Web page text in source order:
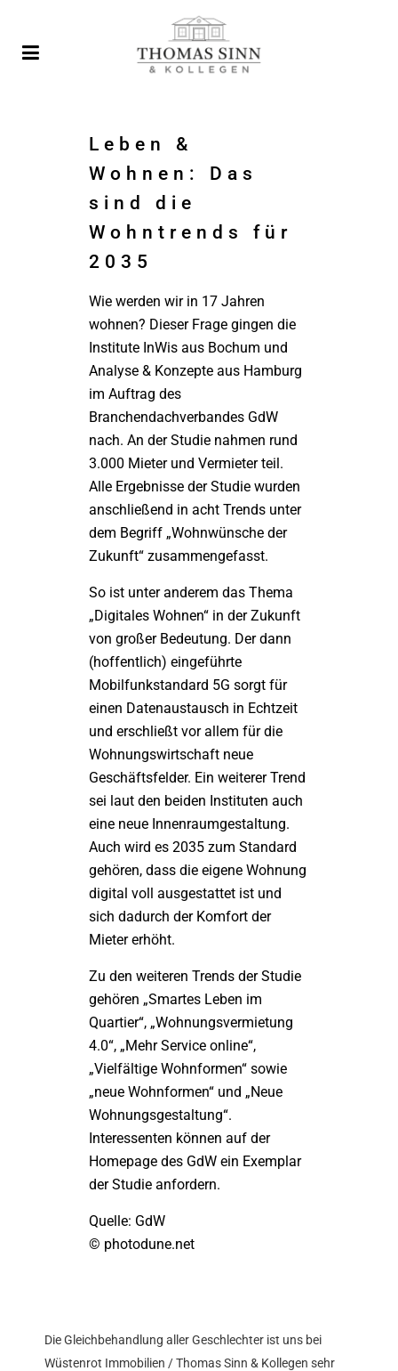
Leben &
Wohnen: Das
sind die
Wohntrends für
2035
Wie werden wir in 17 Jahren
wohnen? Dieser Frage gingen die
Institute InWis aus Bochum und
Analyse & Konzepte aus Hamburg
im Auftrag des
Branchendachverbandes GdW
nach. An der Studie nahmen rund
3.000 Mieter und Vermieter teil.
Alle Ergebnisse der Studie wurden
anschließend in acht Trends unter
dem Begriff „Wohnwünsche der
Zukunft“ zusammengefasst.
So ist unter anderem das Thema
„Digitales Wohnen“ in der Zukunft
von großer Bedeutung. Der dann
(hoffentlich) eingeführte
Mobilfunkstandard 5G sorgt für
einen Datenaustausch in Echtzeit
und erschließt vor allem für die
Wohnungswirtschaft neue
Geschäftsfelder. Ein weiterer Trend
sei laut den beiden Instituten auch
eine neue Innenraumgestaltung.
Auch wird es 2035 zum Standard
gehören, dass die eigene Wohnung
digital voll ausgestattet ist und
sich dadurch der Komfort der
Mieter erhöht.
Zu den weiteren Trends der Studie
gehören „Smartes Leben im
Quartier“, „Wohnungsvermietung
4.0“, „Mehr Service online“,
„Vielfältige Wohnformen“ sowie
„neue Wohnformen“ und „Neue
Wohnungsgestaltung“.
Interessenten können auf der
Homepage des GdW ein Exemplar
der Studie anfordern.
Quelle: GdW
© photodune.net
Die Gleichbehandlung aller Geschlechter ist uns bei
Wüstenrot Immobilien / Thomas Sinn & Kollegen sehr